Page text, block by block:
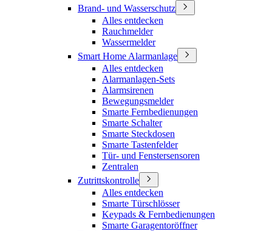
Brand- und Wasserschutz
Alles entdecken
Rauchmelder
Wassermelder
Smart Home Alarmanlage
Alles entdecken
Alarmanlagen-Sets
Alarmsirenen
Bewegungsmelder
Smarte Fernbedienungen
Smarte Schalter
Smarte Steckdosen
Smarte Tastenfelder
Tür- und Fenstersensoren
Zentralen
Zutrittskontrolle
Alles entdecken
Smarte Türschlösser
Keypads & Fernbedienungen
Smarte Garagentoröffner